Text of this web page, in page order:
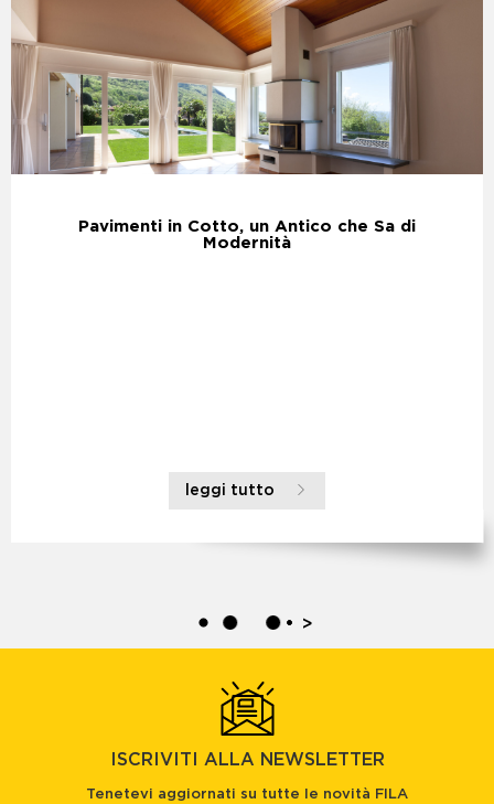
Pavimenti in Cotto, un Antico che Sa di
Modernità
leggi tutto
>
ISCRIVITI ALLA NEWSLETTER
Tenetevi aggiornati su tutte le novità FILA